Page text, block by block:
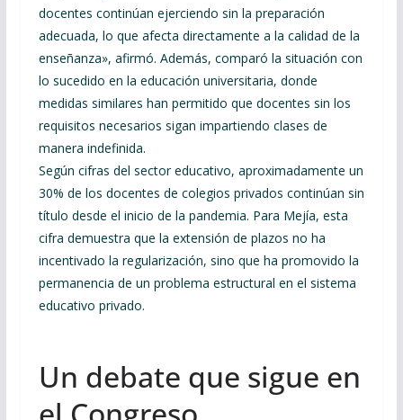
docentes continúan ejerciendo sin la preparación
adecuada, lo que afecta directamente a la calidad de la
enseñanza», afirmó. Además, comparó la situación con
lo sucedido en la educación universitaria, donde
medidas similares han permitido que docentes sin los
requisitos necesarios sigan impartiendo clases de
manera indefinida.
Según cifras del sector educativo, aproximadamente un
30% de los docentes de colegios privados continúan sin
título desde el inicio de la pandemia. Para Mejía, esta
cifra demuestra que la extensión de plazos no ha
incentivado la regularización, sino que ha promovido la
permanencia de un problema estructural en el sistema
educativo privado.
Un debate que sigue en